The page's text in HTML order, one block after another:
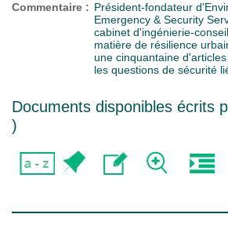
Commentaire : Président-fondateur
Emergency & Security
cabinet d'ingénierie-
matière de résilience
une cinquantaine
les questions de sécurité
Documents disponibles écrits
)